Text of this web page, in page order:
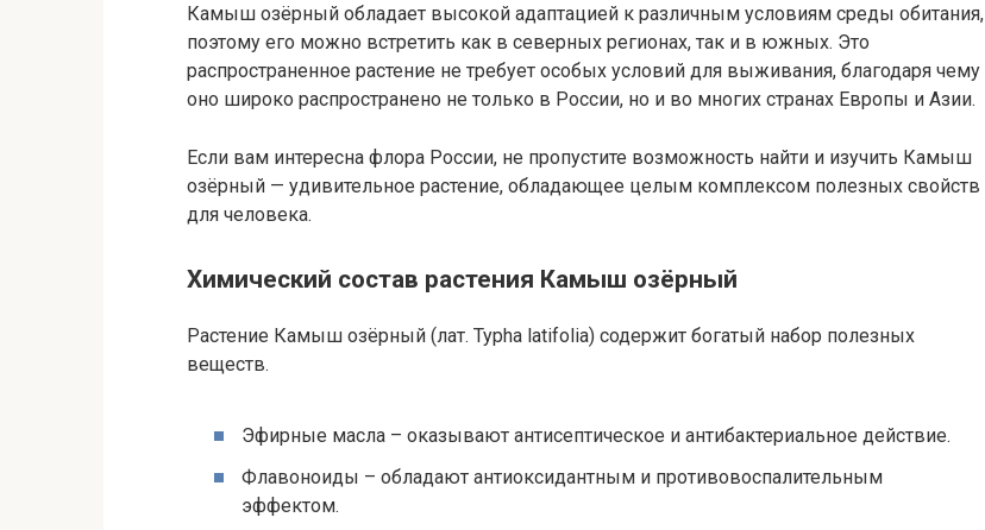
Камыш озёрный обладает высокой адаптацией к различным условиям среды обитания,
поэтому его можно встретить как в северных регионах, так и в южных. Это
распространенное растение не требует особых условий для выживания, благодаря чему
оно широко распространено не только в России, но и во многих странах Европы и Азии.
Если вам интересна флора России, не пропустите возможность найти и изучить Камыш
озёрный — удивительное растение, обладающее целым комплексом полезных свойств
для человека.
Химический состав растения Камыш озёрный
Растение Камыш озёрный (лат. Typha latifolia) содержит богатый набор полезных
веществ.
Эфирные масла – оказывают антисептическое и антибактериальное действие.
Флавоноиды – обладают антиоксидантным и противовоспалительным
эффектом.